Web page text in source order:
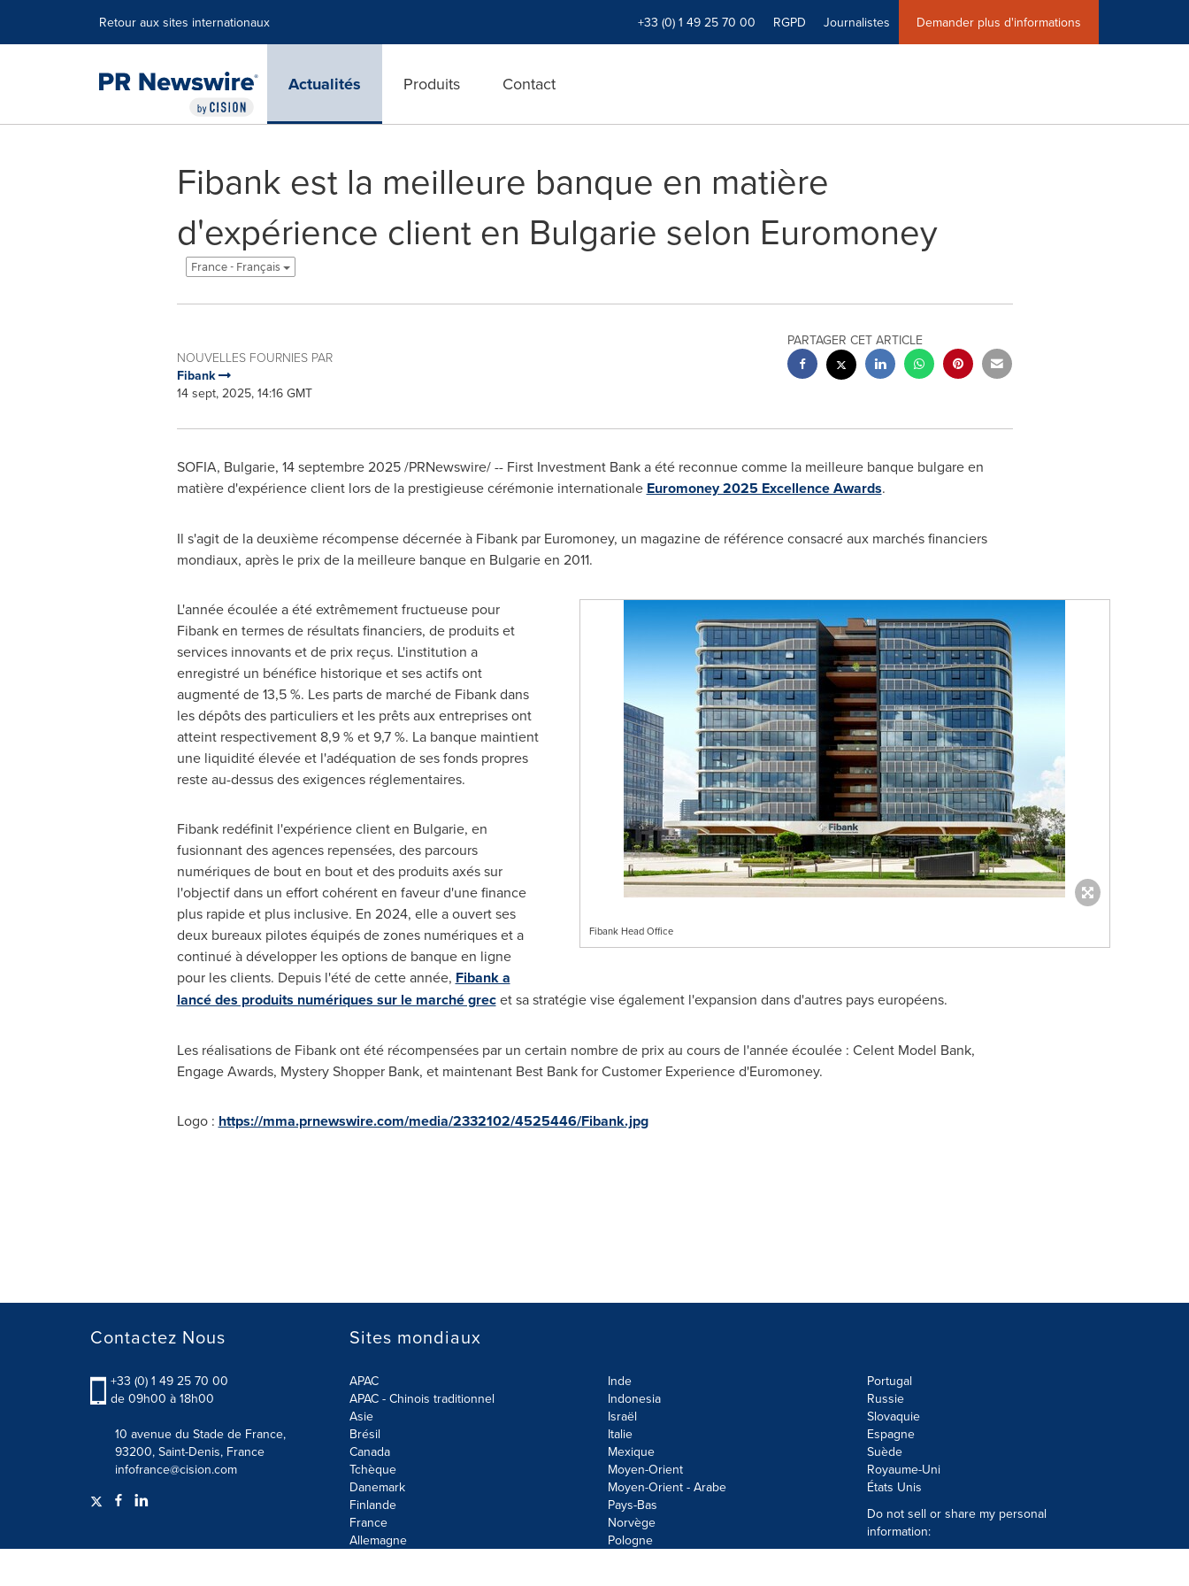
Retour aux sites internationaux +33 (0) 1 49 25 70 00 RGPD Journalistes Demander plus d'informations
Actualités Produits Contact
Fibank est la meilleure banque en matière
d'expérience client en Bulgarie selon Euromoney
France - Français
NOUVELLES FOURNIES PAR
Fibank
14 sept, 2025, 14:16 GMT
PARTAGER CET ARTICLE
SOFIA, Bulgarie, 14 septembre 2025/PRNewswire/ -- First Investment Bank a été reconnue comme la meilleure banque bulgare en
matière d'expérience client lors de la prestigieuse cérémonie internationale Euromoney 2025 Excellence Awards.
Il s'agit de la deuxième récompense décernée à Fibank par Euromoney, un magazine de référence consacré aux marchés financiers
mondiaux, après le prix de la meilleure banque en Bulgarie en 2011.
Fibank Head Office
L'année écoulée a été extrêmement fructueuse pour
Fibank en termes de résultats financiers, de produits et
services innovants et de prix reçus. L'institution a
enregistré un bénéfice historique et ses actifs ont
augmenté de 13,5 %. Les parts de marché de Fibank dans
les dépôts des particuliers et les prêts aux entreprises ont
atteint respectivement 8,9 % et 9,7 %. La banque maintient
une liquidité élevée et l'adéquation de ses fonds propres
reste au-dessus des exigences réglementaires.
Fibank redéfinit l'expérience client en Bulgarie, en
fusionnant des agences repensées, des parcours
numériques de bout en bout et des produits axés sur
l'objectif dans un effort cohérent en faveur d'une finance
plus rapide et plus inclusive. En 2024, elle a ouvert ses
deux bureaux pilotes équipés de zones numériques et a
continué à développer les options de banque en ligne
pour les clients. Depuis l'été de cette année, Fibank a
lancé des produits numériques sur le marché grecet sa stratégie vise également l'expansion dans d'autres pays européens.
Les réalisations de Fibank ont été récompensées par un certain nombre de prix au cours de l'année écoulée : Celent Model Bank,
Engage Awards, Mystery Shopper Bank, et maintenant Best Bank for Customer Experience d'Euromoney.
Logo : https://mma.prnewswire.com/media/2332102/4525446/Fibank.jpg
Contactez Nous
+33 (0) 1 49 25 70 00
de 09h00 à 18h00
10 avenue du Stade de France,
93200, Saint-Denis, France
infofrance@cision.com
Sites mondiaux
APAC
APAC - Chinois traditionnel
Asie
Brésil
Canada
Tchèque
Danemark
Finlande
France
Allemagne
Inde
Indonesia
Israël
Italie
Mexique
Moyen-Orient
Moyen-Orient - Arabe
Pays-Bas
Norvège
Pologne
Portugal
Russie
Slovaquie
Espagne
Suède
Royaume-Uni
États Unis
Do not sell or share my personal
information: